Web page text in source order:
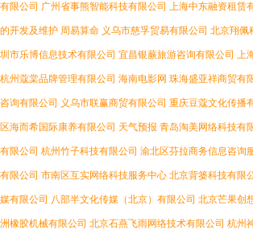
有限公司 广州省事熊智能科技有限公司 上海中东融资租赁
的开发及维护 周易算命 义乌市慈孚贸易有限公司 北京翔佩
圳市乐博信息技术有限公司 宜昌银蕨旅游咨询有限公司 上
杭州蔻棠品牌管理有限公司 海南电影网 珠海盛亚祥商贸有
咨询有限公司 义乌市联赢商贸有限公司 重庆豆蔻文化传播
区海而希国际康养有限公司 天气预报 青岛淘美网络科技有
有限公司 杭州竹子科技有限公司 渝北区芬拉商务信息咨询
有限公司 市南区互实网络科技服务中心 北京背篓科技有限
媒有限公司 八部半文化传媒（北京）有限公司 北京芒果创
洲橡胶机械有限公司 北京石燕飞雨网络技术有限公司 杭州